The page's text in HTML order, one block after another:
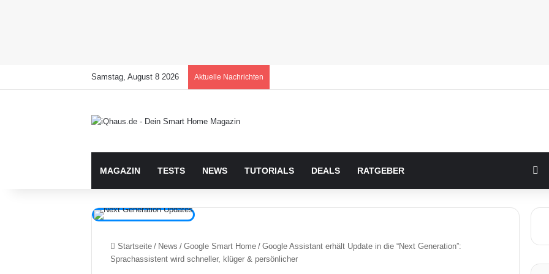
Samstag, August 8 2026 Aktuelle Nachrichten
MAGAZIN TESTS NEWS TUTORIALS DEALS RATGEBER
Startseite / News / Google Smart Home / Google Assistant erhält Update in die “Next Generation”:
Sprachassistent wird schneller, klüger & persönlicher